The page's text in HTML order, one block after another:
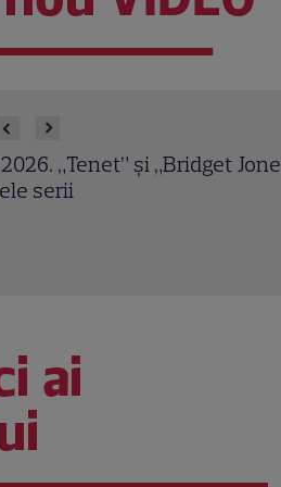
și Angelina Jolie într-o
vechi poem englez
ai